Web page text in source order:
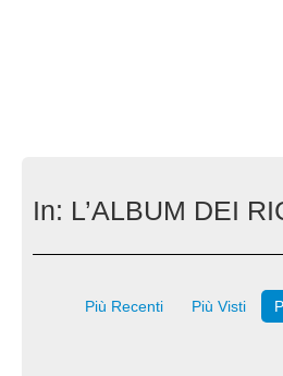
In: L’ALBUM DEI
Più Recenti Più Visti